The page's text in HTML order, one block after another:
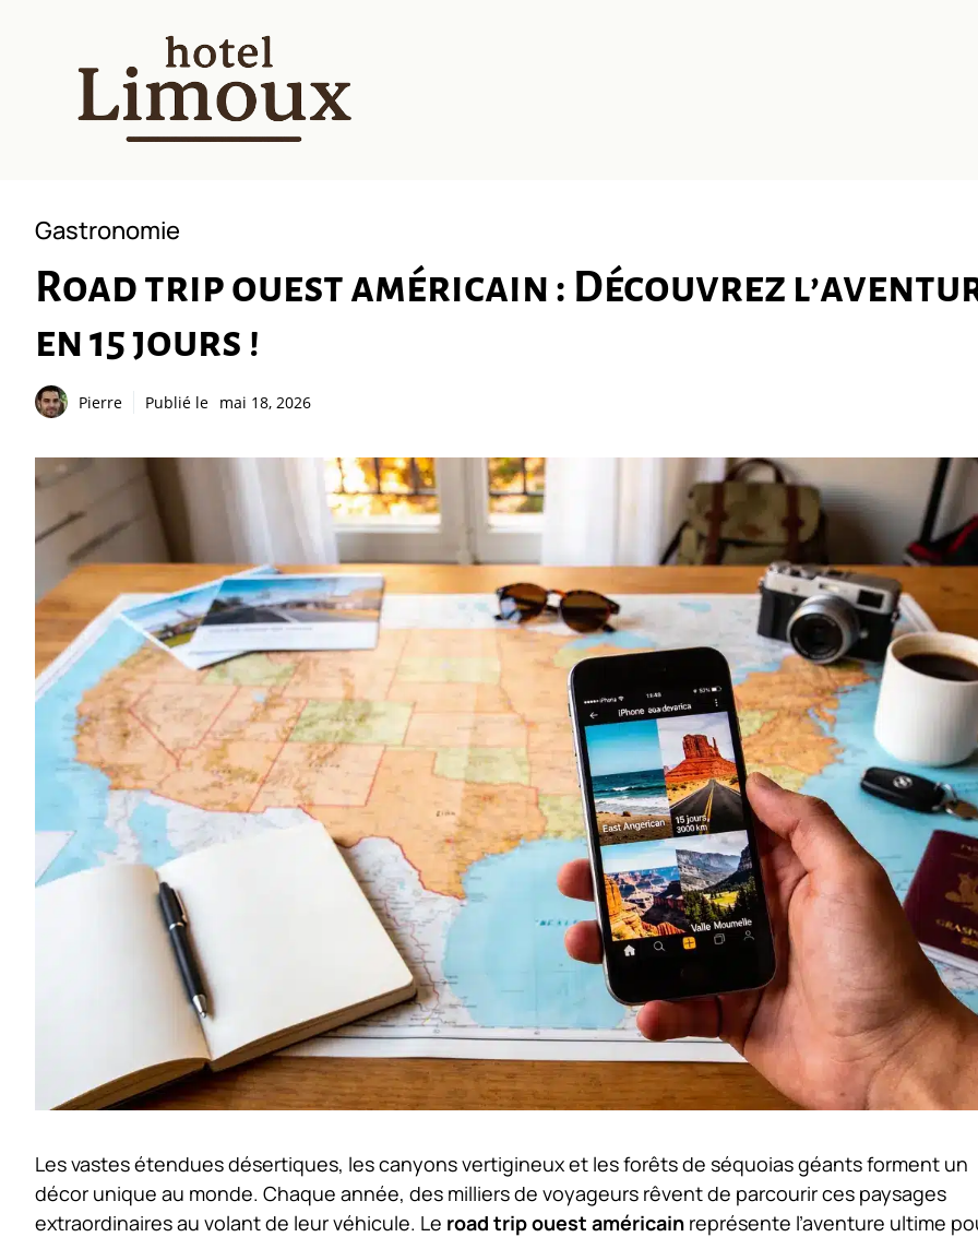
Gastronomie
Road trip ouest américain : Découvrez
en 15 jours !
Pierre Publié le mai 18, 2026
Les vastes étendues désertiques, les canyons vertigineux et les forêts de séquoias géants forment un
décor unique au monde. Chaque année, des milliers de voyageurs rêvent de parcourir ces paysages
extraordinaires au volant de leur véhicule. Le road trip ouest américain représente l’aventure ultime